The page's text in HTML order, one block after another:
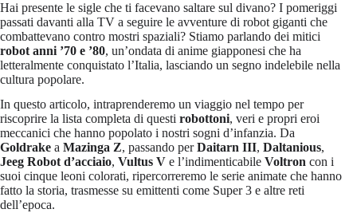
Hai presente le sigle che ti facevano saltare sul divano? I pomeriggi
passati davanti alla TV a seguire le avventure di robot giganti che
combattevano contro mostri spaziali? Stiamo parlando dei mitici
robot anni ’70 e ’80, un’ondata di anime giapponesi che ha
letteralmente conquistato l’Italia, lasciando un segno indelebile nella
cultura popolare.
In questo articolo, intraprenderemo un viaggio nel tempo per
riscoprire la lista completa di questi robottoni, veri e propri eroi
meccanici che hanno popolato i nostri sogni d’infanzia. Da
Goldrake a Mazinga Z, passando perDaitarn III, Daltanious,
Jeeg Robot d’acciaio, Vultus V e l’indimenticabile Voltron con i
suoi cinque leoni colorati, ripercorreremo le serie animate che hanno
fatto la storia, trasmesse su emittenti come Super 3 e altre reti
dell’epoca.